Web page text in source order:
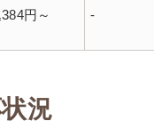
円～ -
況